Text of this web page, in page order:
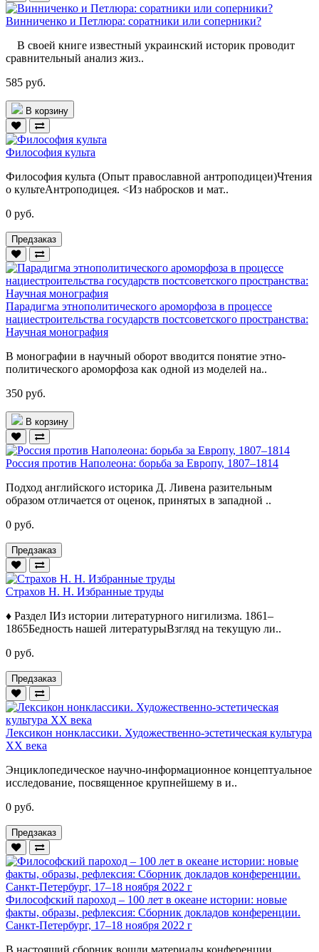
Винниченко и Петлюра: соратники или соперники?
В своей книге известный украинский историк проводит
сравнительный анализ жиз..
585 руб.
В корзину
Философия культа
Философия культа (Опыт православной антроподицеи)Чтения
о культеАнтроподицея. <Из набросков и мат..
0 руб.
Предзаказ
Парадигма этнополитического ароморфоза в процессе
нациестроительства государств постсоветского пространства:
Научная монография
В монографии в научный оборот вводится понятие этно-
политического ароморфоза как одной из моделей на..
350 руб.
В корзину
Россия против Наполеона: борьба за Европу, 1807–1814
Подход английского историка Д. Ливена разительным
образом отличается от оценок, принятых в западной ..
0 руб.
Предзаказ
Страхов Н. Н. Избранные труды
♦ Раздел IИз истории литературного нигилизма. 1861–
1865Бедность нашей литературыВзгляд на текущую ли..
0 руб.
Предзаказ
Лексикон нонклассики. Художественно-эстетическая культура
XX века
Энциклопедическое научно-информационное концептуальное
исследование, посвященное крупнейшему в и..
0 руб.
Предзаказ
Философский пароход – 100 лет в океане истории: новые
факты, образы, рефлексия: Сборник докладов конференции.
Санкт-Петербург, 17–18 ноября 2022 г
В настоящий сборник вошли материалы конференции,